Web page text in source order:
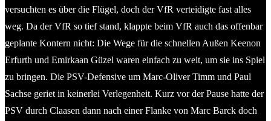
versuchten es über die Flügel, doch der VfR verteidigte fast alles
weg. Da der VfR so tief stand, klappte beim VfR auch das offenbar
geplante Kontern nicht: Die Wege für die schnellen Außen Keenon
Erfurth und Emirkaan Güzel waren einfach zu weit, um sie ins Spiel
zu bringen. Die PSV-Defensive um Marc-Oliver Timm und Paul
Sachse geriet in keinerlei Verlegenheit. Kurz vor der Pause hatte der
PSV durch Claasen dann nach einer Flanke von Marc Barck doch